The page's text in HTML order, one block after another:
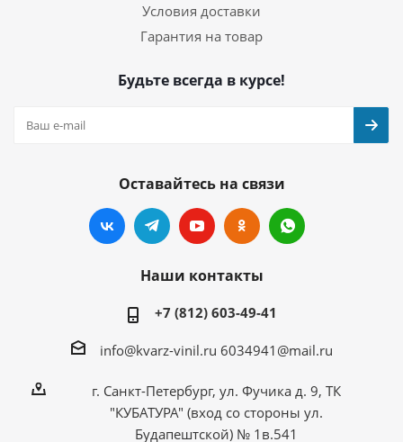
Условия доставки
Гарантия на товар
Будьте всегда в курсе!
Оставайтесь на связи
Наши контакты
+7 (812) 603-49-41
info@kvarz-vinil.ru 6034941@mail.ru
г. Санкт-Петербург, ул. Фучика д. 9, ТК
"КУБАТУРА" (вход со стороны ул.
Будапештской) № 1в.541